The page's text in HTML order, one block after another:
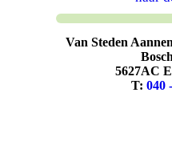
Van Steden
5627AC
T:040